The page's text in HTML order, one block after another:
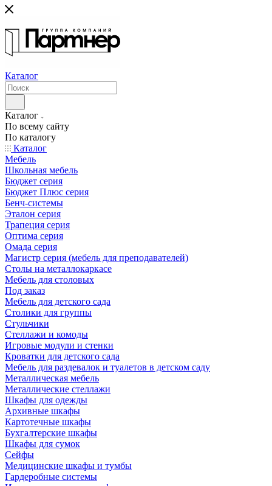
Каталог
Каталог
По всему сайту
По каталогу
Каталог
Мебель
Школьная мебель
Бюджет серия
Бюджет Плюс серия
Бенч-системы
Эталон серия
Трапеция серия
Оптима серия
Омада серия
Магистр серия (мебель для преподавателей)
Столы на металлокаркасе
Мебель для столовых
Под заказ
Мебель для детского сада
Столики для группы
Стульчики
Стеллажи и комоды
Игровые модули и стенки
Кроватки для детского сада
Мебель для раздевалок и туалетов в детском саду
Металлическая мебель
Металлические стеллажи
Шкафы для одежды
Архивные шкафы
Картотечные шкафы
Бухгалтерские шкафы
Шкафы для сумок
Сейфы
Медицинские шкафы и тумбы
Гардеробные системы